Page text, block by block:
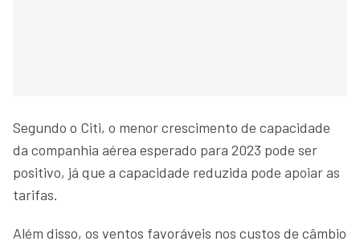
Segundo o Citi, o menor crescimento de capacidade
da companhia aérea esperado para 2023 pode ser
positivo, já que a capacidade reduzida pode apoiar as
tarifas.
Além disso, os ventos favoráveis nos custos de câmbio